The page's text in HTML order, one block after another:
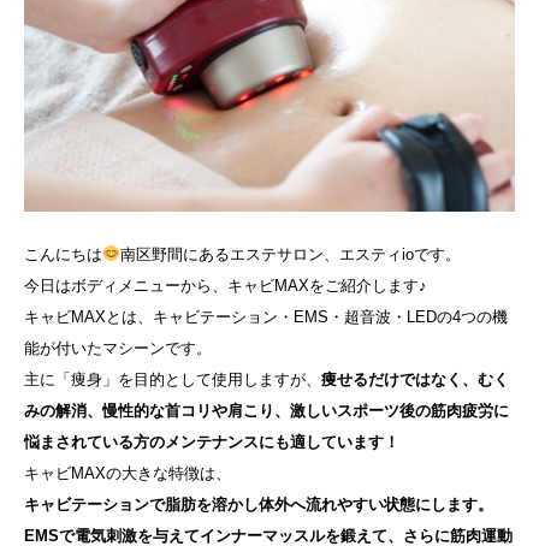
こんにちは
南区野間にあるエステサロン、エスティioです。
今日はボディメニューから、キャビMAXをご紹介します♪
キャビMAXとは、キャビテーション・EMS・超音波・LEDの4つの機
能が付いたマシーンです。
主に「痩身」を目的として使用しますが、 痩せるだけではなく、むく
みの解消、慢性的な首コリや肩こり、激しいスポーツ後の筋肉疲労に
悩まされている方のメンテナンスにも適しています！
キャビMAXの大きな特徴は、
キャビテーションで脂肪を溶かし体外へ流れやすい状態にします。
EMSで電気刺激を与えてインナーマッスルを鍛えて、さらに筋肉運動